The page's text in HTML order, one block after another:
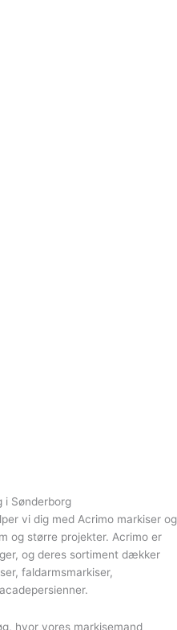
i Sønderborg
vi dig med Acrimo markiser og
og større projekter. Acrimo er
og deres sortiment dækker
faldarmsmarkiser,
hvor vores markisemand